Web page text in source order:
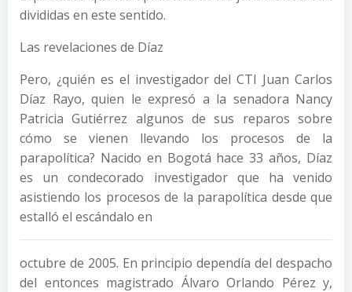
divididas en este sentido.
Las revelaciones de Díaz
Pero, ¿quién es el investigador del CTI Juan Carlos
Díaz Rayo, quien le expresó a la senadora Nancy
Patricia Gutiérrez algunos de sus reparos sobre
cómo se vienen llevando los procesos de la
parapolítica? Nacido en Bogotá hace 33 años, Díaz
es un condecorado investigador que ha venido
asistiendo los procesos de la parapolítica desde que
estalló el escándalo en
octubre de 2005. En principio dependía del despacho
del entonces magistrado Álvaro Orlando Pérez y,